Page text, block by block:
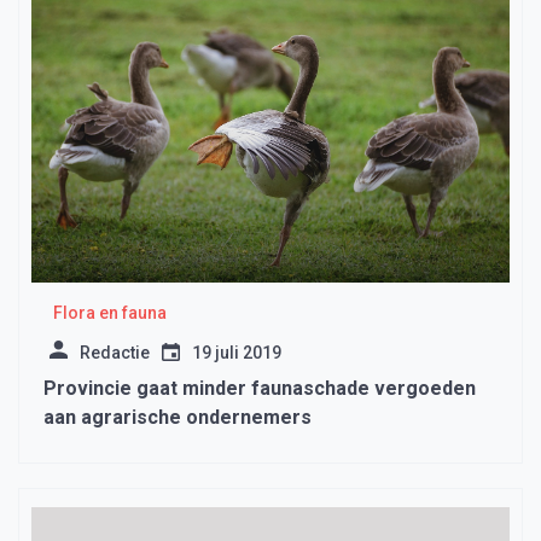
Flora en fauna
Redactie 19 juli 2019
Provincie gaat minder faunaschade vergoeden
aan agrarische ondernemers